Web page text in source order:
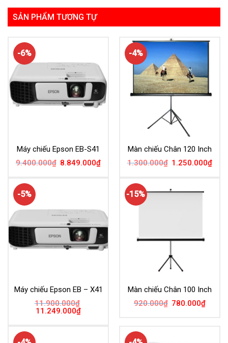
SẢN PHẨM TƯƠNG TỰ
-6%
Máy chiếu Epson EB-S41
9.400.000₫ Giá
8.849.000₫Giá
8.849.000₫.
-4%
Màn chiếu Chân 120 Inch
1.300.000₫ Giá
1.250.000₫Giá
-5%
Máy chiếu Epson EB – X41
11.900.000₫
Giá
11.249.000₫Giá
-15%
Màn chiếu Chân 100 Inch
920.000₫ Giá
780.000₫Giá